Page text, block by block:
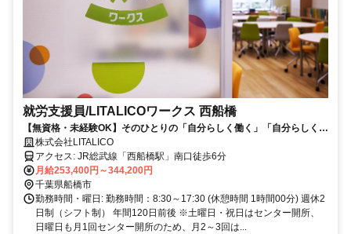
就労支援員/LITALICOワークス 西船橋
【無資格・未経験OK】そのひとりの「自分らしく働く」「自分らしく生
きる」をサポートする就労支援員
株式会社LITALICO
アクセス: JR総武線「西船橋駅」南口徒歩6分
月給253,400円～344,200円
千葉県船橋市
勤務時間・曜日: 勤務時間：8:30～17:30 (休憩時間 1時間00分) 週休2
日制（シフト制） 年間120日前後 ※土曜日・祝日はセンター開所、
日曜日も月1回センター開所のため、月2～3回は...